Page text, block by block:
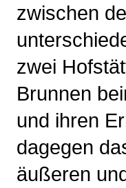
zwischen
zwei
Brunnen
und ihren
dagegen
äußeren